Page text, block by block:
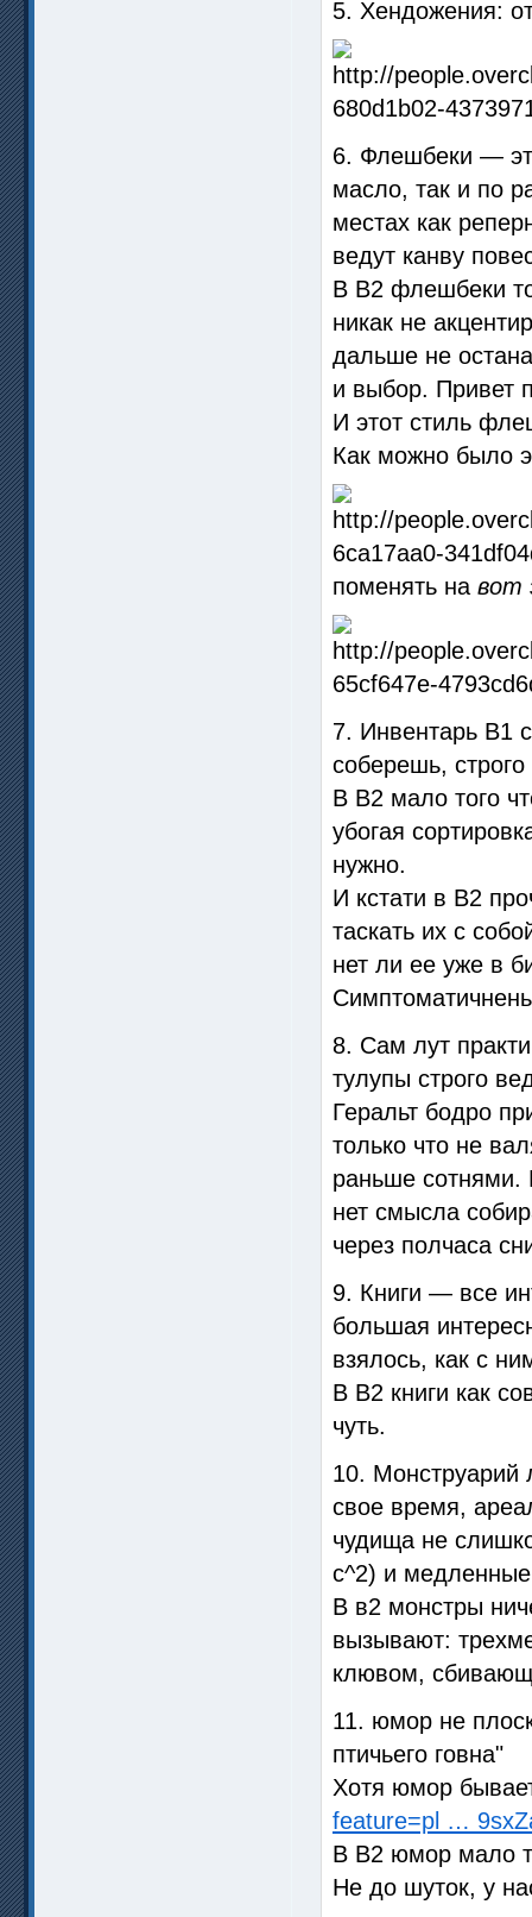
5. Хендожения:
6. Флешбеки —
масло, так и по
местах как
ведут канву
В В2 флешбеки
никак не
дальше не
и выбор. Привет
И этот стиль
Как можно было
поменять на вот
7. Инвентарь В1
соберешь,
В В2 мало того
убогая
нужно.
И кстати в В2
таскать их с
нет ли ее уже в
8. Cам лут
тулупы строго
Геральт бодро
только что не
раньше сотнями.
нет смысла
через полчаса
9. Книги — все
большая
взялось, как с
В В2 книги как
чуть.
10. Монструарий
свое время,
чудища не
с^2) и
В в2 монстры
вызывают:
клювом,
11. юмор не
птичьего говна"
Хотя юмор
feature=pl …
В В2 юмор мало
Не до шуток, у